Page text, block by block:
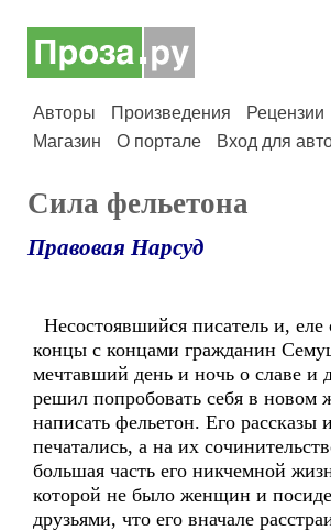
Авторы Произведения Рецензии
Магазин
О портале Вход для
Сила фельетона
Правовая Нарсуд
Несостоявшийся писатель и,
концы с концами гражданин
мечтавший день и ночь о славе и
решил попробовать себя в новом
написать фельетон. Его рассказы
печатались, а на их
большая часть его никчемной
которой не было женщин и
друзьями, что его вначале